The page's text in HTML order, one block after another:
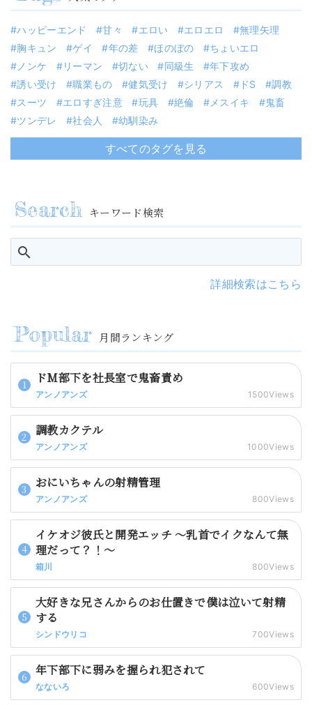
ハッピーエンド 甘々 エロい エロエロ
無理矢理
胸キュン
ゲイ 年の差 ほのぼの
ちょいエロ
ノンケ
リーマン 切ない 同級生
年下攻め
誘い受け
職業もの 健気受け シリアス ドS
調教
スーツ
エロすぎ注意 玩具 絶倫 メスイキ
鬼畜
ツンデレ
社会人 幼馴染み
すべてのタグを見る
キーワード検索
詳細検索はこちら
月間ランキング
ドM部下を社長室で鬼畜責め
アンノアンズ 1500Views
調教カクテル
アンノアンズ 1000Views
おにいちゃんの射精管理
アンノアンズ 800Views
イケオジ彼氏と開発エッチ 〜乳首でイクなんて無
理だって？！〜
箱川 800Views
大好きな兄さんからのお仕置きで僕は泣いて射精
する
シンドウリコ 700Views
年下部下に弱みを握られ犯されて
なないろ 600Views